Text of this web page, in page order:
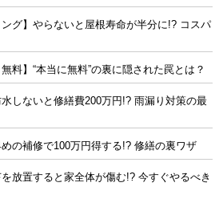
ング】やらないと屋根寿命が半分に!? コスパ
料】“本当に無料”の裏に隠された罠とは？
水しないと修繕費200万円!? 雨漏り対策の最
めの補修で100万円得する!? 修繕の裏ワザ
を放置すると家全体が傷む!? 今すぐやるべき